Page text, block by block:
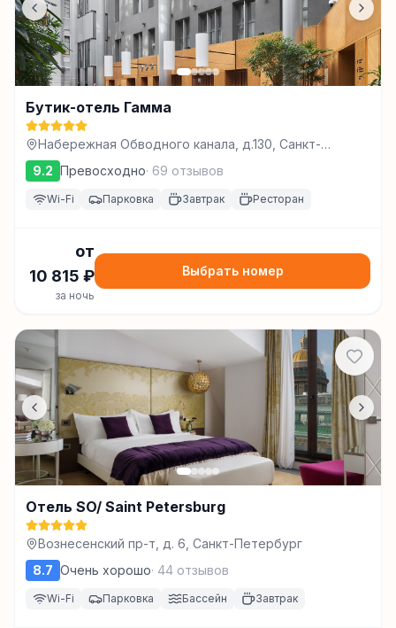
Бутик-отель Гамма
Набережная Обводного канала, д.130, Санкт-
Петербург
9.2 Превосходно· 69 отзывов
Wi-Fi Парковка Завтрак Ресторан
от
10 815 ₽
за ночь
Выбрать номер
Отель SO/ Saint Petersburg
Вознесенский пр-т, д. 6, Санкт-Петербург
8.7 Очень хорошо· 44 отзывов
Wi-Fi Парковка Бассейн Завтрак